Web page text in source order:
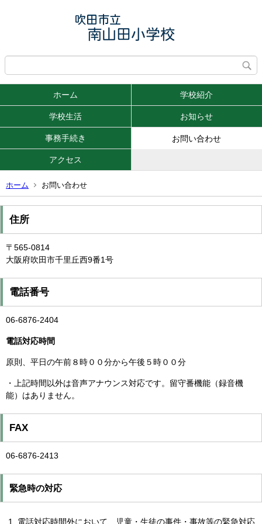
ホーム 学校紹介
学校生活 お知らせ
事務手続き お問い合わせ
アクセス
ホーム お問い合わせ
住所
〒565-0814
大阪府吹田市千里丘西9番1号
電話番号
06-6876-2404
電話対応時間
原則、平日の午前８時００分から午後５時００分
・上記時間以外は音声アナウンス対応です。留守番機能（録音機
能）はありません。
FAX
06-6876-2413
緊急時の対応
電話対応時間外において、児童・生徒の事件・事故等の緊急対応